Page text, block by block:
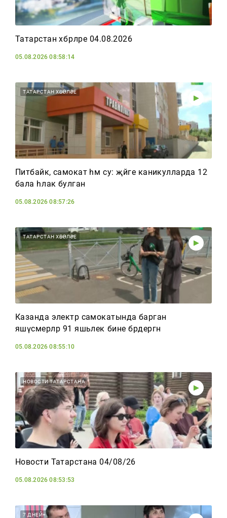
Татарстан хәбәрләре 04.08.2026
05.08.2026 08:58:14
ТАТАРСТАН ХӘБӘРЛӘРЕ
Питбайк, самокат һәм су: җәйге каникулларда 12
бала һәлак булган
05.08.2026 08:57:26
ТАТАРСТАН ХӘБӘРЛӘРЕ
Казанда электр самокатында барган
яшүсмерләр 91 яшьлек әбине бәрдергән
05.08.2026 08:55:10
НОВОСТИ ТАТАРСТАНА
Новости Татарстана 04/08/26
05.08.2026 08:53:53
7 ДНЕЙ+